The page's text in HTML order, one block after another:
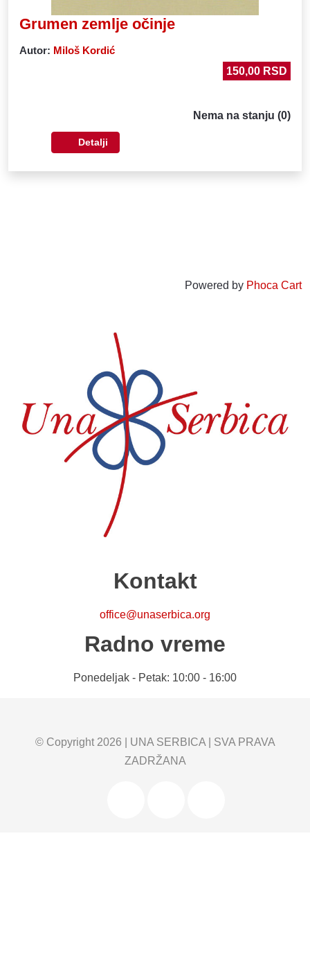
Grumen zemlje očinje
Autor: Miloš Kordić
150,00 RSD
Nema na stanju (0)
Detalji
Powered by Phoca Cart
Kontakt
office@unaserbica.org
Radno vreme
Ponedeljak - Petak: 10:00 - 16:00
© Copyright 2026 | UNA SERBICA| SVA PRAVA
ZADRŽANA